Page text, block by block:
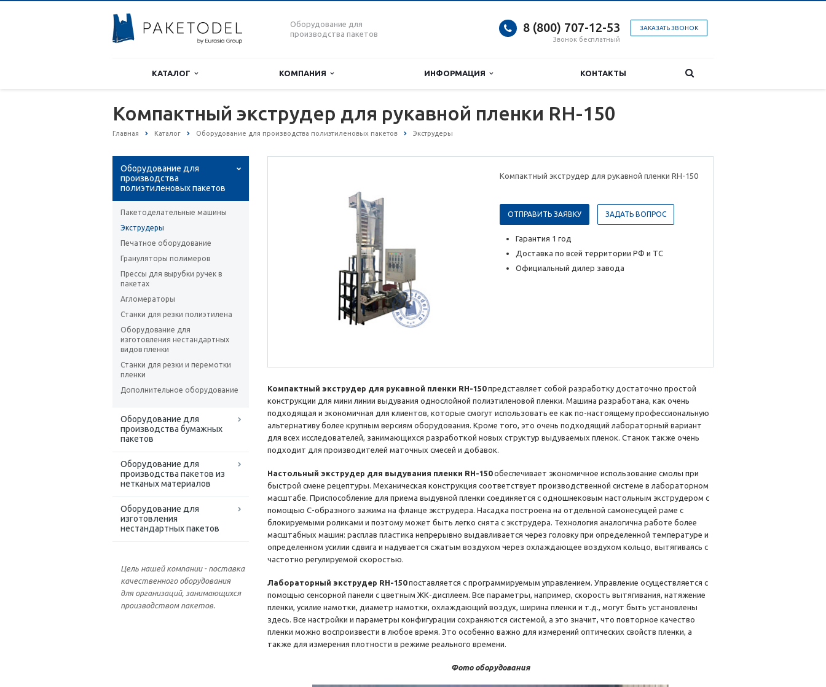
Оборудование для
производства пакетов
ЗАКАЗАТЬ ЗВОНОК
8 (800) 707-12-53
Звонок бесплатный
КАТАЛОГ КОМПАНИЯ ИНФОРМАЦИЯ КОНТАКТЫ
Компактный экструдер для рукавной пленки RH-150
Главная Каталог Оборудование для производства полиэтиленовых пакетов Экструдеры
Оборудование для
производства
полиэтиленовых пакетов
Пакетоделательные машины
Экструдеры
Печатное оборудование
Грануляторы полимеров
Прессы для вырубки ручек в
пакетах
Агломераторы
Станки для резки полиэтилена
Оборудование для
изготовления нестандартных
видов пленки
Станки для резки и перемотки
пленки
Дополнительное оборудование
Оборудование для
производства бумажных
пакетов
Оборудование для
производства пакетов из
нетканых материалов
Оборудование для
изготовления
нестандартных пакетов
Цель нашей компании - поставка
качественного оборудования
для организаций, занимающихся
производством пакетов.
Компактный экструдер для рукавной пленки RH-150
ОТПРАВИТЬ ЗАЯВКУ ЗАДАТЬ ВОПРОС
Гарантия 1 год
Доставка по всей территории РФ и ТС
Официальный дилер завода
Компактный экструдер для рукавной пленки RH-150представляет собой разработку достаточно простой
конструкции для мини линии выдувания однослойной полиэтиленовой пленки. Машина разработана, как очень
подходящая и экономичная для клиентов, которые смогут использовать ее как по-настоящему профессиональную
альтернативу более крупным версиям оборудования. Кроме того, это очень подходящий лабораторный вариант
для всех исследователей, занимающихся разработкой новых структур выдуваемых пленок. Станок также очень
подходит для производителей маточных смесей и добавок.
Настольный экструдер для выдувания пленки RH-150обеспечивает экономичное использование смолы при
быстрой смене рецептуры. Механическая конструкция соответствует производственной системе в лабораторном
масштабе. Приспособление для приема выдувной пленки соединяется с одношнековым настольным экструдером с
помощью С-образного зажима на фланце экструдера. Насадка построена на отдельной самонесущей раме с
блокируемыми роликами и поэтому может быть легко снята с экструдера. Технология аналогична работе более
масштабных машин: расплав пластика непрерывно выдавливается через головку при определенной температуре и
определенном усилии сдвига и надувается сжатым воздухом через охлаждающее воздухом кольцо, вытягиваясь с
частотно регулируемой скоростью.
Лабораторный экструдер RH-150поставляется с программируемым управлением. Управление осуществляется с
помощью сенсорной панели с цветным ЖК-дисплеем. Все параметры, например, скорость вытягивания, натяжение
пленки, усилие намотки, диаметр намотки, охлаждающий воздух, ширина пленки и т.д., могут быть установлены
здесь. Все настройки и параметры конфигурации сохраняются системой, а это значит, что повторное качество
пленки можно воспроизвести в любое время. Это особенно важно для измерений оптических свойств пленки, а
также для измерения плотности в режиме реального времени.
Фото оборудования